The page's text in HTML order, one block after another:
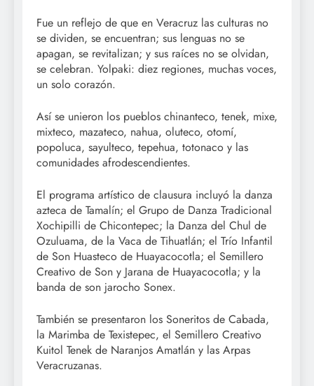
Fue un reflejo de que en Veracruz las culturas no
se dividen, se encuentran; sus lenguas no se
apagan, se revitalizan; y sus raíces no se olvidan,
se celebran. Yolpaki: diez regiones, muchas voces,
un solo corazón.
Así se unieron los pueblos chinanteco, tenek, mixe,
mixteco, mazateco, nahua, oluteco, otomí,
popoluca, sayulteco, tepehua, totonaco y las
comunidades afrodescendientes.
El programa artístico de clausura incluyó la danza
azteca de Tamalín; el Grupo de Danza Tradicional
Xochipilli de Chicontepec; la Danza del Chul de
Ozuluama, de la Vaca de Tihuatlán; el Trío Infantil
de Son Huasteco de Huayacocotla; el Semillero
Creativo de Son y Jarana de Huayacocotla; y la
banda de son jarocho Sonex.
También se presentaron los Soneritos de Cabada,
la Marimba de Texistepec, el Semillero Creativo
Kuitol Tenek de Naranjos Amatlán y las Arpas
Veracruzanas.